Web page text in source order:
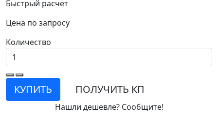
Быстрый расчет
Цена по запросу
Количество
КУПИТЬ ПОЛУЧИТЬ КП
Нашли дешевле? Сообщите!